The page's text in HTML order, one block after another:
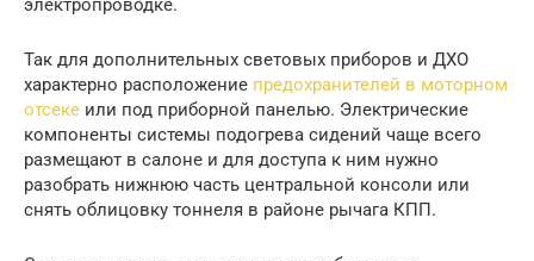
электропроводке.
Так для дополнительных световых приборов и ДХО
характерно расположение предохранителей в моторном
отсеке или под приборной панелью. Электрические
компоненты системы подогрева сидений чаще всего
размещают в салоне и для доступа к ним нужно
разобрать нижнюю часть центральной консоли или
снять облицовку тоннеля в районе рычага КПП.